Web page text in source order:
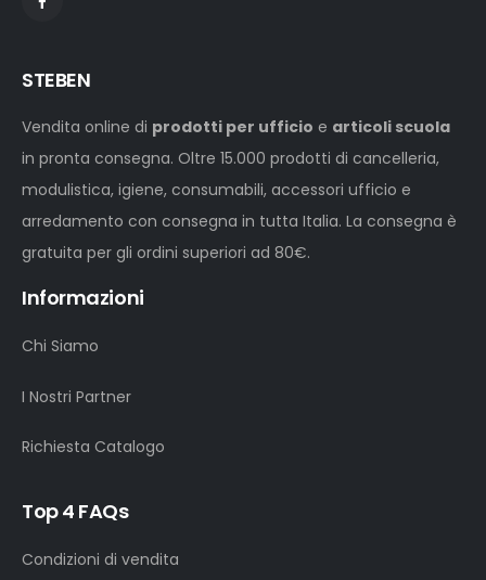
STEBEN
Vendita online di prodotti per ufficio e articoli scuola
in pronta consegna. Oltre 15.000 prodotti di cancelleria,
modulistica, igiene, consumabili, accessori ufficio e
arredamento con consegna in tutta Italia. La consegna è
gratuita per gli ordini superiori ad 80€.
Informazioni
Chi Siamo
I Nostri Partner
Richiesta Catalogo
Top 4 FAQs
Condizioni di vendita